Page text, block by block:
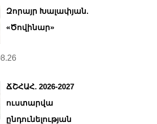
Զորայր Խալափյան.
«Ծովինար»
ՃՇՀԱՀ. 2026-2027
ուստարվա
ընդունելության